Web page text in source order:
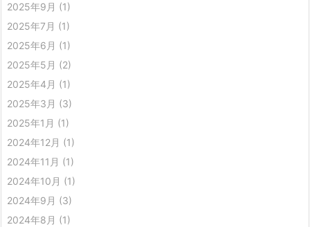
2025年9月 (1)
2025年7月 (1)
2025年6月 (1)
2025年5月 (2)
2025年4月 (1)
2025年3月 (3)
2025年1月 (1)
2024年12月 (1)
2024年11月 (1)
2024年10月 (1)
2024年9月 (3)
2024年8月 (1)